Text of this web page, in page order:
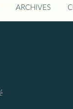
ARCHIVES